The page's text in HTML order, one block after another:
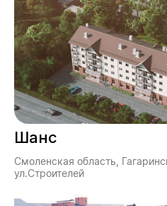
Шанс
Смоленская область,
ул.Строителей